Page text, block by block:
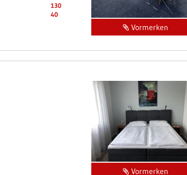
130
40
Vormerken
Vormerken